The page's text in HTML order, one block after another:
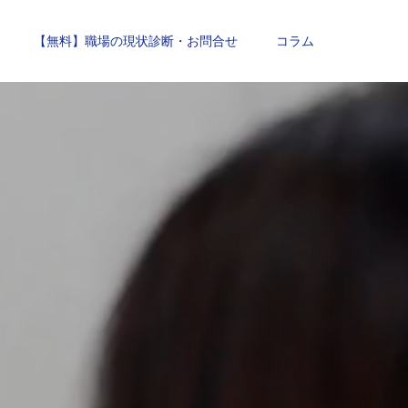
【無料】職場の現状診断・お問合せ コラム